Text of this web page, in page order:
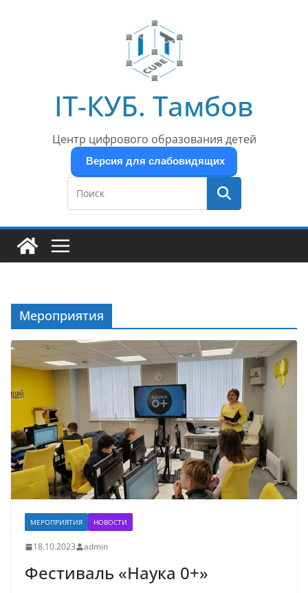
IT-КУБ. Тамбов
Центр цифрового образования детей
Версия для слабовидящих
Мероприятия
МЕРОПРИЯТИЯ НОВОСТИ
18.10.2023 admin
Фестиваль «Наука 0+»